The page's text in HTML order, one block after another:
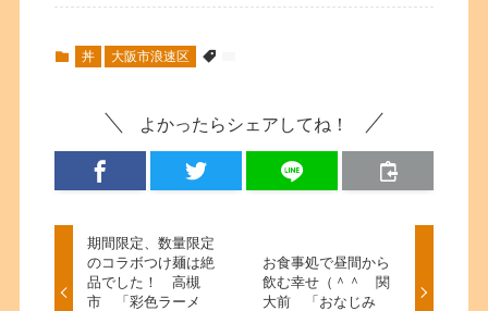
丼 大阪市浪速区
よかったらシェアしてね！
期間限定、数量限定
のコラボつけ麺は絶
品でした！ 高槻
市 「彩色ラーメ
お食事処で昼間から
飲む幸せ（＾＾ 関
大前 「おなじみ